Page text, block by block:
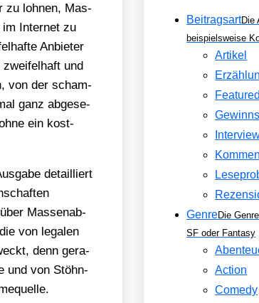
zu loh­nen, Mas­
im Inter­net zu
Anbie­ter
und
von der scham­
ganz abge­se­
ein kost­
detail­liert
Mas­sen­ab­
von lega­len
denn gera­
und von Stöhn­
BeitragsartDie
beispielsweise
Artikel
GenreDie
SF oder Fantasy
Action
Comedy